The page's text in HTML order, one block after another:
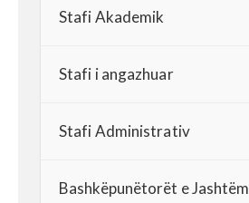
Stafi Akademik
Stafi i angazhuar
Stafi Administrativ
Bashkëpunëtorët e Jashtëm